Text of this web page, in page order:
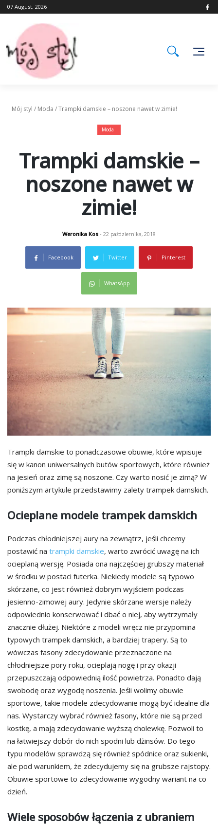
Skip
to
07 August, 2026
Mój styl / Moda /Trampki damskie – noszone nawet w zimie!
Moda
Trampki damskie –
noszone nawet w
zimie!
Weronika Kos - 22 października, 2018
Facebook Twitter Pinterest
WhatsApp
Trampki damskie to ponadczasowe obuwie, które wpisuje
się w kanon uniwersalnych butów sportowych, które również
na jesień oraz zimę są noszone. Czy warto nosić je zimą? W
poniższym artykule przedstawimy zalety trampek damskich.
Ocieplane modele trampek damskich
Podczas chłodniejszej aury na zewnątrz, jeśli chcemy
postawić na trampki damskie, warto zwrócić uwagę na ich
ocieplaną wersję. Posiada ona najczęściej grubszy materiał
w środku w postaci futerka. Niekiedy modele są typowo
skórzane, co jest również dobrym wyjściem podczas
jesienno-zimowej aury. Jedynie skórzane wersje należy
odpowiednio konserwować i dbać o niej, aby wytrzymały
znacznie dłużej. Niektóre z modeli wręcz nie przypomina
typowych trampek damskich, a bardziej trapery. Są to
wówczas fasony zdecydowanie przeznaczone na
chłodniejsze pory roku, ocieplają nogę i przy okazji
przepuszczają odpowiednią ilość powietrza. Ponadto dają
swobodę oraz wygodę noszenia. Jeśli wolimy obuwie
sportowe, takie modele zdecydowanie mogą być idealne dla
nas. Wystarczy wybrać również fasony, które nie są przed
kostkę, a mają zdecydowanie wyższą cholewkę. Pozwoli to
na łatwiejszy dobór do nich spodni lub dżinsów. Do tego
typu modelów sprawdzą się również spódnice oraz sukienki,
ale pod warunkiem, że zdecydujemy się na grubsze rajstopy.
Obuwie sportowe to zdecydowanie wygodny wariant na co
dzień.
Wiele sposobów łączenia z ubraniem